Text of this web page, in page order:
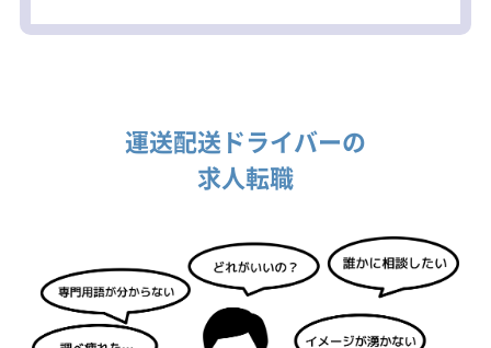
「家族のために安定した生活がした
共に生き生きと楽しく、誇りを持って
長く勤務出来る会社を作りあげていけ
る方をお待ちしております。
運送配送ドライバーの
求人転職